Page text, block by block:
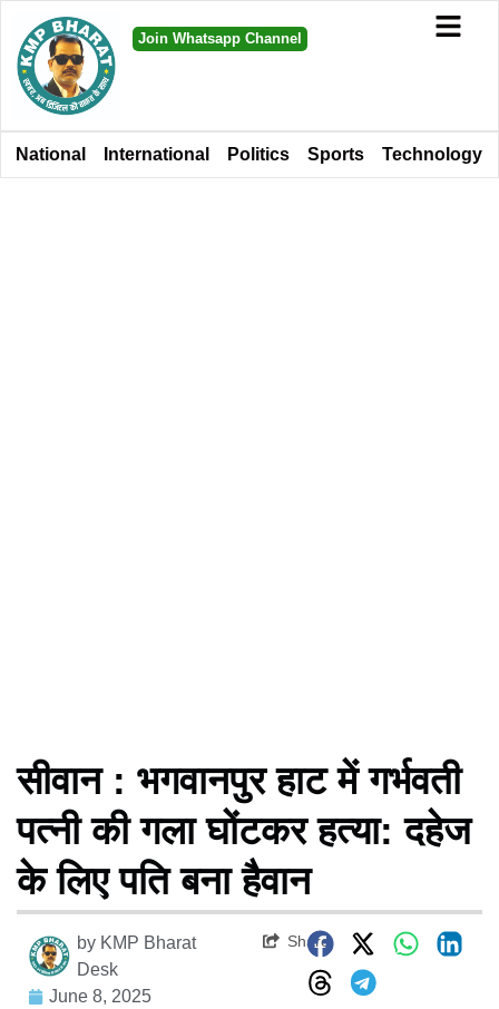
Join Whatsapp Channel
National International Politics Sports Technology
सीवान : भगवानपुर हाट में गर्भवती
पत्नी की गला घोंटकर हत्या: दहेज
के लिए पति बना हैवान
by KMP Bharat
Desk
June 8, 2025
Share